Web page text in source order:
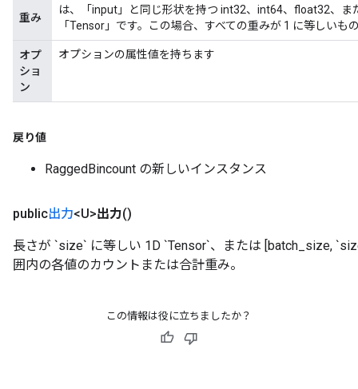
重み
は、「input」と同じ形状を持つ int32、int64、float32、
「Tensor」です。この場合、すべての重みが 1 に等しいも
オプ
ショ
ン
オプションの属性値を持ちます
戻り値
RaggedBincount の新しいインスタンス
public出力<U>出力()
長さが `size` に等しい 1D `Tensor`、または [batch_size,
囲内の各値のカウントまたは合計重み。
この情報は役に立ちましたか？